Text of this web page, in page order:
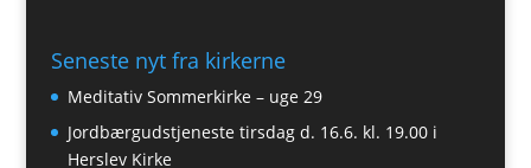
Seneste nyt fra kirkerne
Meditativ Sommerkirke – uge 29
Jordbærgudstjeneste tirsdag d. 16.6. kl. 19.00 i
Herslev Kirke